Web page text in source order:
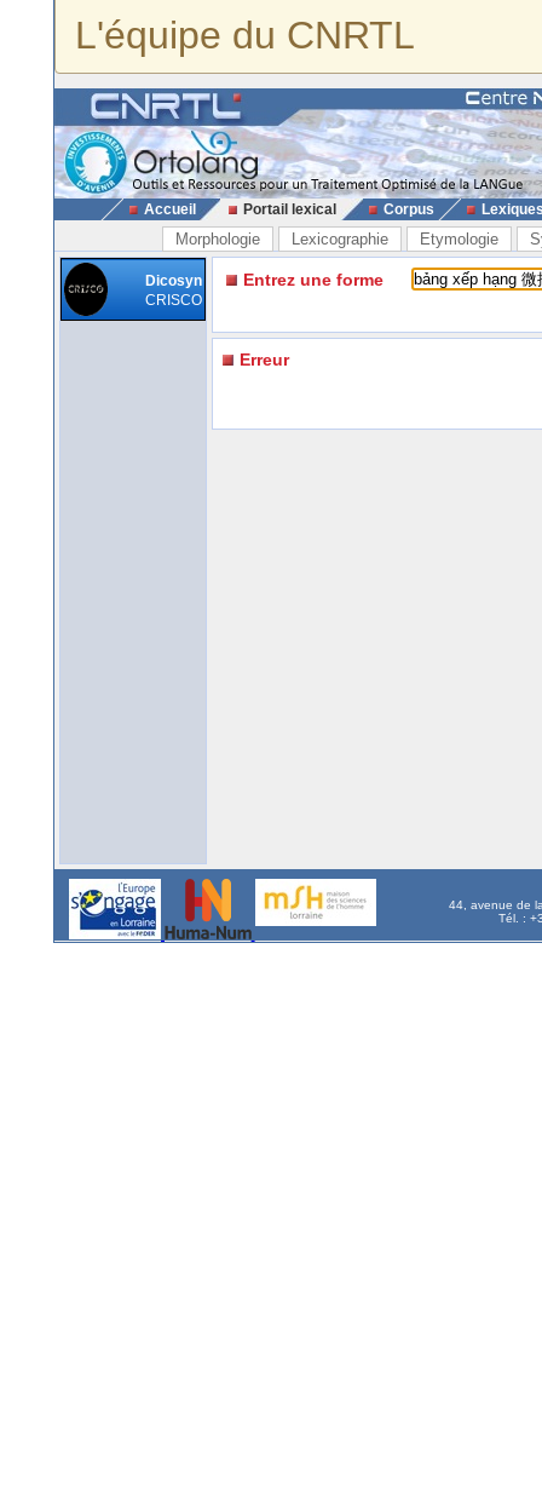
L'équipe du CNRTL
Accueil Portail lexical Corpus
Morphologie Lexicographie Etymologie
Dicosyn
CRISCO
Entrez une forme
Erreur
44, avenue de
Tél. :